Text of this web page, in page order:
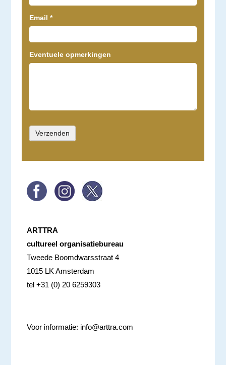
Email *
Eventuele opmerkingen
ARTTRA
cultureel organisatiebureau
Tweede Boomdwarsstraat 4
1015 LK Amsterdam
tel +31 (0) 20 6259303
Voor informatie: info@arttra.com